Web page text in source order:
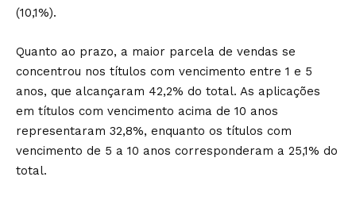
(10,1%).
Quanto ao prazo, a maior parcela de vendas se
concentrou nos títulos com vencimento entre 1 e 5
anos, que alcançaram 42,2% do total. As aplicações
em títulos com vencimento acima de 10 anos
representaram 32,8%, enquanto os títulos com
vencimento de 5 a 10 anos corresponderam a 25,1% do
total.